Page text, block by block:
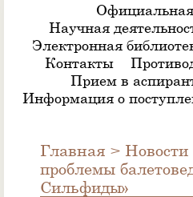
Научная
Электронная
Контакты
Прием в
Информация о
Главная > Новости
проблемы
Сильфиды»